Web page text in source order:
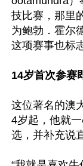
技比赛，那里
为鲍勃．霍尔
这项赛事也标
14岁首次参赛
这位著名的澳
4岁起，他就
选，并补充说